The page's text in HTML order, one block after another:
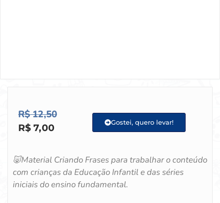
R$12,50
R$ 7,00 Gostei, quero levar!
🐷Material Criando Frases para trabalhar o conteúdo
com crianças da Educação Infantil e das séries
iniciais do ensino fundamental.